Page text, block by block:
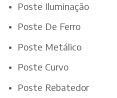
Poste Iluminação
Poste De Ferro
Poste Metálico
Poste Curvo
Poste Rebatedor